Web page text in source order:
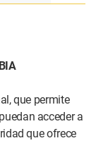
que permite
acceder a
que ofrece